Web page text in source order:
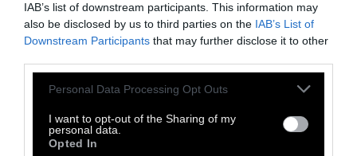
IAB’s list of downstream participants. This information may
also be disclosed by us to third parties on the IAB’s List of
Downstream Participants that may further disclose it to other
Personal Data Processing Opt Outs
I want to opt-out of the Sharing of my
personal data.
Opted In
δυστυχισμένη και καταπιεσμένη, είναι ένας
προδότης του αγώνα της ανθρώπινης
Είμαι ευτυχισμένη όσο μου λέει πως με
αγαπάει
και ας μη μου το δείχνει.